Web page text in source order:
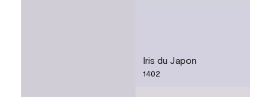
Iris du Japon
1402